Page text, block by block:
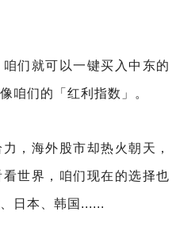
们就可以一键买入中东的
咱们的「红利指数」。
，海外股市却热火朝天，
世界，咱们现在的选择也
日本、韩国......